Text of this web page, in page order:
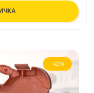
-42%